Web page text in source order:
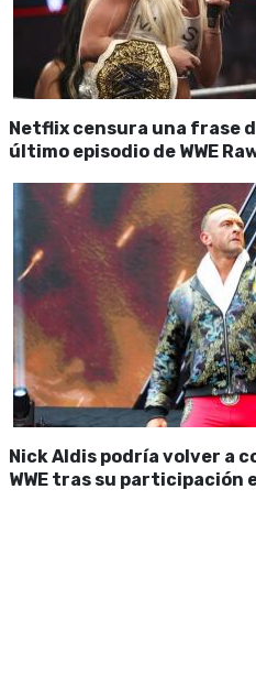
Netflix censura una frase
último episodio de WWE
Nick Aldis podría volver a
WWE tras su participación